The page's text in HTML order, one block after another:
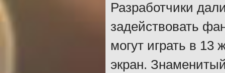
Разработчики
задействовать
могут играть в
экран.